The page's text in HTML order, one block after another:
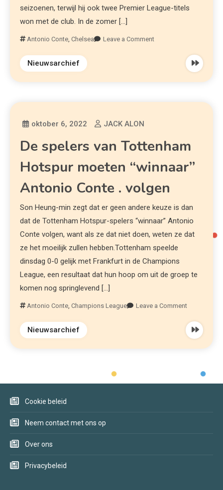
seizoenen, terwijl hij ook twee Premier League-titels
won met de club. In de zomer […]
Antonio Conte,Chelsea Leave a Comment
Nieuwsarchief
oktober 6, 2022 JACK ALON
De spelers van Tottenham
Hotspur moeten “winnaar”
Antonio Conte . volgen
Son Heung-min zegt dat er geen andere keuze is dan
dat de Tottenham Hotspur-spelers “winnaar” Antonio
Conte volgen, want als ze dat niet doen, weten ze dat
ze het moeilijk zullen hebben.Tottenham speelde
dinsdag 0-0 gelijk met Frankfurt in de Champions
League, een resultaat dat hun hoop om uit de groep te
komen nog springlevend […]
Antonio Conte,Champions League Leave a Comment
Nieuwsarchief
Cookie beleid
Neem contact met ons op
Over ons
Privacybeleid